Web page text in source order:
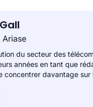
du secteur des
années en tant que
concentrer davantage